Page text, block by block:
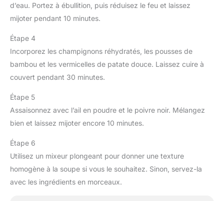
d’eau. Portez à ébullition, puis réduisez le feu et laissez
mijoter pendant 10 minutes.
Étape 4
Incorporez les champignons réhydratés, les pousses de
bambou et les vermicelles de patate douce. Laissez cuire à
couvert pendant 30 minutes.
Étape 5
Assaisonnez avec l’ail en poudre et le poivre noir. Mélangez
bien et laissez mijoter encore 10 minutes.
Étape 6
Utilisez un mixeur plongeant pour donner une texture
homogène à la soupe si vous le souhaitez. Sinon, servez-la
avec les ingrédients en morceaux.